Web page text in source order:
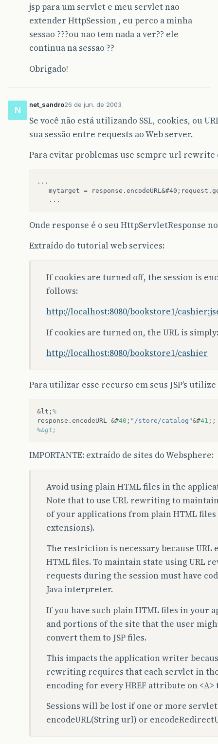
jsp para um servlet e meu servlet nao
extender HttpSession , eu perco a minha
sessao ???ou nao tem nada a ver?? ele
continua na sessao ??
Obrigado!
N
net_sandro26 de jun. de 2003
Se você não está utilizando SSL, cookies, ou
sua sessão entre requests ao Web server.
Para evitar problemas use sempre url rewrite
...
mytarget =
Onde response é o seu HttpServletResponse
Extraído do tutorial web services:
If cookies are turned off, the session is
follows:
http://localhost:8080/bookstore1/
If cookies are turned on, the URL is simply:
http://localhost:8080/bookstore1/cashier
Para utilizar esse recurso em seus JSP’s
&lt ; %
response . encodeURL &#40 ; "/store/catalog"&#41 ;;
%&gt;
IMPORTANTE: extraído de sites do Websphere:
Avoid using plain HTML files in the
Note that to use URL rewriting to
of your applications from plain HTML
extensions).
The restriction is necessary because URL
HTML files. To maintain state using URL
requests during the session must have
Java interpreter.
If you have such plain HTML files in your
and portions of the site that the user
convert them to JSP files.
This impacts the application writer
rewriting requires that each servlet in
encoding for every HREF attribute on <A>
Sessions will be lost if one or more
encodeURL(String url) or